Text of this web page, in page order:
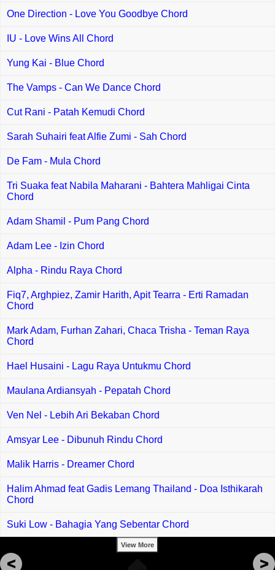
One Direction - Love You Goodbye Chord
IU - Love Wins All Chord
Yung Kai - Blue Chord
The Vamps - Can We Dance Chord
Cut Rani - Patah Kemudi Chord
Sarah Suhairi feat Alfie Zumi - Sah Chord
De Fam - Mula Chord
Tri Suaka feat Nabila Maharani - Bahtera Mahligai Cinta
Chord
Adam Shamil - Pum Pang Chord
Adam Lee - Izin Chord
Alpha - Rindu Raya Chord
Fiq7, Arghpiez, Zamir Harith, Apit Tearra - Erti Ramadan
Chord
Mark Adam, Furhan Zahari, Chaca Trisha - Teman Raya
Chord
Hael Husaini - Lagu Raya Untukmu Chord
Maulana Ardiansyah - Pepatah Chord
Ven Nel - Lebih Ari Bekaban Chord
Amsyar Lee - Dibunuh Rindu Chord
Malik Harris - Dreamer Chord
Halim Ahmad feat Gadis Lemang Thailand - Doa Isthikarah
Chord
Suki Low - Bahagia Yang Sebentar Chord
View More
< >